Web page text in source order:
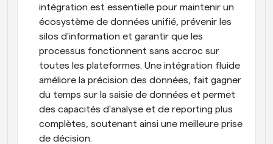
intégration est essentielle pour maintenir un
écosystème de données unifié, prévenir les
silos d'information et garantir que les
processus fonctionnent sans accroc sur
toutes les plateformes. Une intégration fluide
améliore la précision des données, fait gagner
du temps sur la saisie de données et permet
des capacités d'analyse et de reporting plus
complètes, soutenant ainsi une meilleure prise
de décision.